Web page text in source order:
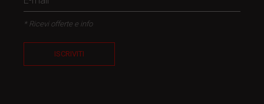
* Ricevi offerte e info
ISCRIVITI